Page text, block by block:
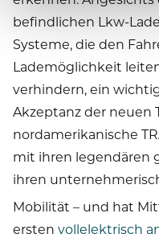
befindlichen Lkw-
Systeme, die den
Lademöglichkeit
verhindern, ein
Akzeptanz der neuen
nordamerikanische
mit ihren legendären
ihren
Mobilität – und hat
ersten vollelektrisch